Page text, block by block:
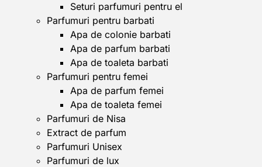
Seturi parfumuri pentru el
Parfumuri pentru barbati
Apa de colonie barbati
Apa de parfum barbati
Apa de toaleta barbati
Parfumuri pentru femei
Apa de parfum femei
Apa de toaleta femei
Parfumuri de Nisa
Extract de parfum
Parfumuri Unisex
Parfumuri de lux